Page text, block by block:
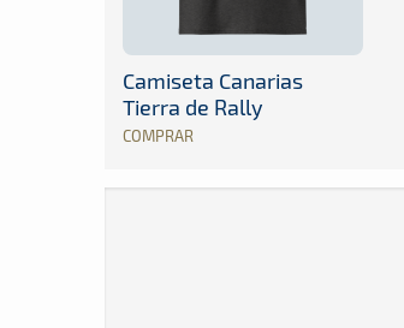
Camiseta Canarias
Tierra de Rally
COMPRAR